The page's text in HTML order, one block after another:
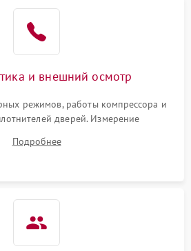
2000 ₽ Подробнее →
1000 ₽
1800 ₽
и внешний осмотр
режимов, работы компрессора и
дверей. Измерение
мотора, проверка термостата и
ошибок с электронного дисплея.
Подробнее